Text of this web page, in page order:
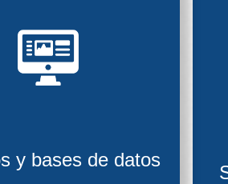
y bases de datos